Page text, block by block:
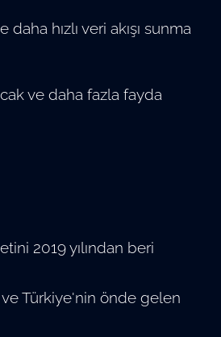
hızlı veri akışı sunma
ve daha fazla fayda
2019 yılından beri
ve Türkiye'nin önde gelen